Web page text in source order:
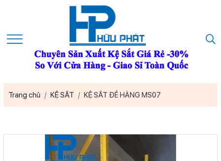
Trang chủ KỆ SẮT KỆ SẮT ĐỂ HÀNG MS07